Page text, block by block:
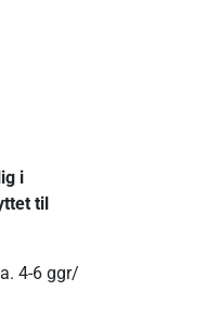
i
til
4-6 ggr/